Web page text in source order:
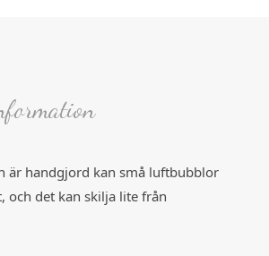
är handgjord kan små luftbubblor
och det kan skilja lite från